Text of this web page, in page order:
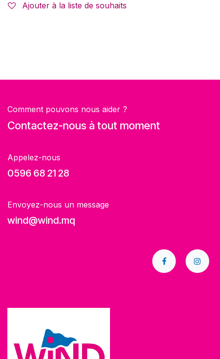
Ajouter à la liste de souhaits
Comment pouvons nous aider ?
Contactez-nous à tout moment
Appelez-nous
0596 68 21 28
Envoyez-nous un message
wind@wind.mq